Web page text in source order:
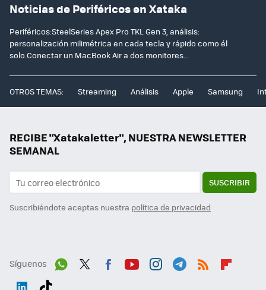
Noticias de Periféricos en Xataka
Periféricos:SteelSeries Apex Pro TKL Gen 3, análisis:
personalización milimétrica en cada tecla y rápido como él
solo.Conectar un MacBook Air a dos monitores...
OTROS TEMAS: Streaming Análisis Apple Samsung
RECIBE "Xatakaletter", NUESTRA NEWSLETTER
SEMANAL
SUSCRIBIR
Suscribiéndote aceptas nuestra política de privacidad
Síguenos